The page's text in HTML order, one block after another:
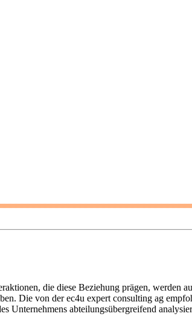
die diese Beziehung prägen, werden
Die von der ec4u expert consulting ag
Unternehmens abteilungsübergreifend